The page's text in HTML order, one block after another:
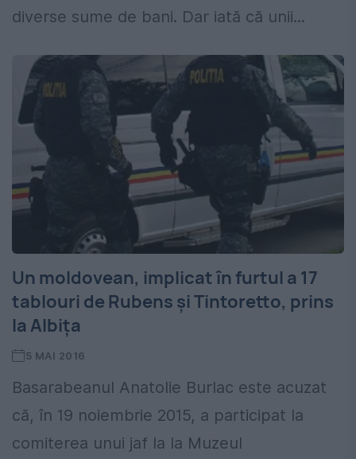
diverse sume de bani. Dar iată că unii...
Un moldovean, implicat în furtul a 17
tablouri de Rubens și Tintoretto, prins
la Albița
5 MAI 2016
Basarabeanul Anatolie Burlac este acuzat
că, în 19 noiembrie 2015, a participat la
comiterea unui jaf la la Muzeul